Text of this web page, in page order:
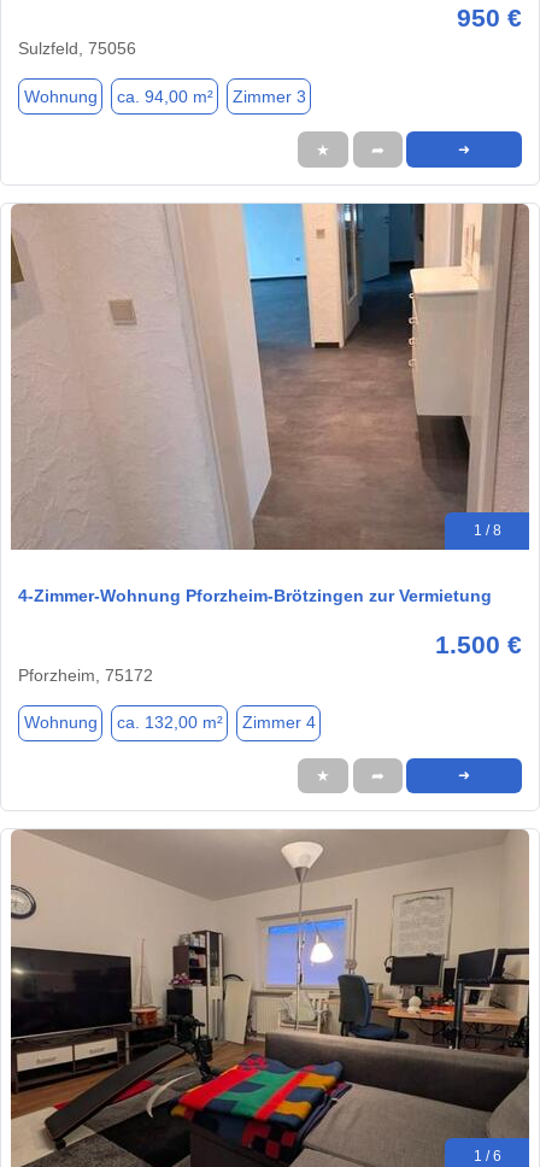
950 €
Sulzfeld, 75056
Wohnung ca. 94,00 m² Zimmer 3
★ ➦ ➜
1 / 8
4-Zimmer-Wohnung Pforzheim-Brötzingen zur Vermietung
1.500 €
Pforzheim, 75172
Wohnung ca. 132,00 m² Zimmer 4
★ ➦ ➜
1 / 6